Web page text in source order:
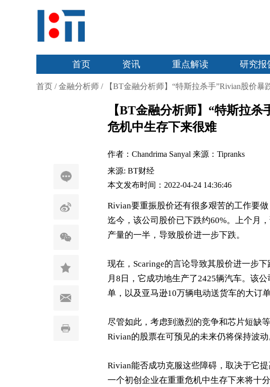
首页 资讯 重点解读 研究报
首页 /金融分析师 / 【BT金融分析师】“特斯拉杀手”Rivian股价
【BT金融分析师】“特斯拉
危机中生存下来很难
作者：Chandrima Sanyal 来源：Tipranks
来源: BT财经
本文发布时间：2022-04-24 14:36:46
Rivian要重振股价还有很多艰苦的工作要
迄今，该公司股价已下跌约60%。上个月
产量的一半，导致股价进一步下跌。
现在， Scaringe的言论导致其股价进一步下
月 8 日，它成功地生产了2425辆汽车。该公
单，以及亚马逊10万辆电动送货车的大订单
尽管如此，考虑到激烈的竞争和芯片短缺
Rivian的股票在可预见的未来仍将保持波动
Rivian能否成功克服这些障碍，取决于它
一个初创企业在重重危机中生存下来将十分